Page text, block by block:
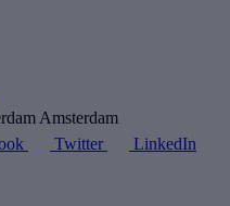
Amsterdam
Twitter LinkedIn